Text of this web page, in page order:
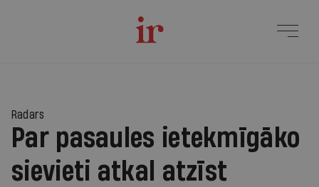
Radars
Par pasaules ietekmīgāko
sievieti atkal atzīst